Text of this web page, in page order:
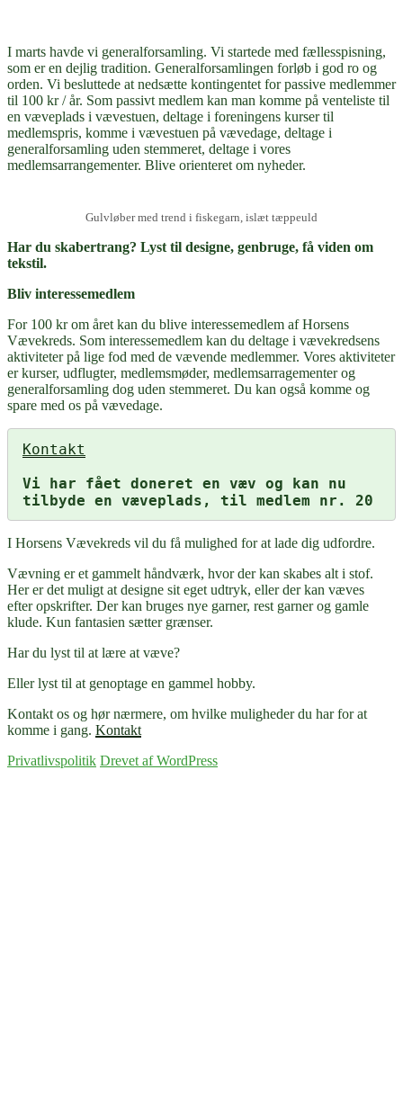
I marts havde vi generalforsamling. Vi startede med fællesspisning,
som er en dejlig tradition. Generalforsamlingen forløb i god ro og
orden. Vi besluttede at nedsætte kontingentet for passive medlemmer
til 100 kr / år. Som passivt medlem kan man komme på venteliste til
en væveplads i vævestuen, deltage i foreningens kurser til
medlemspris, komme i vævestuen på vævedage, deltage i
generalforsamling uden stemmeret, deltage i vores
medlemsarrangementer. Blive orienteret om nyheder.
Gulvløber med trend i fiskegarn, islæt tæppeuld
Har du skabertrang? Lyst til designe, genbruge, få viden om
tekstil.
Bliv interessemedlem
For 100 kr om året kan du blive interessemedlem af Horsens
Vævekreds. Som interessemedlem kan du deltage i vævekredsens
aktiviteter på lige fod med de vævende medlemmer. Vores aktiviteter
er kurser, udflugter, medlemsmøder, medlemsarragementer og
generalforsamling dog uden stemmeret. Du kan også komme og
spare med os på vævedage.
Kontakt
Vi har fået doneret en væv og kan nu
tilbyde en væveplads, til medlem nr. 20
I Horsens Vævekreds vil du få mulighed for at lade dig udfordre.
Vævning er et gammelt håndværk, hvor der kan skabes alt i stof.
Her er det muligt at designe sit eget udtryk, eller der kan væves
efter opskrifter. Der kan bruges nye garner, rest garner og gamle
klude. Kun fantasien sætter grænser.
Har du lyst til at lære at væve?
Eller lyst til at genoptage en gammel hobby.
Kontakt os og hør nærmere, om hvilke muligheder du har for at
komme i gang. Kontakt
Privatlivspolitik Drevet af WordPress